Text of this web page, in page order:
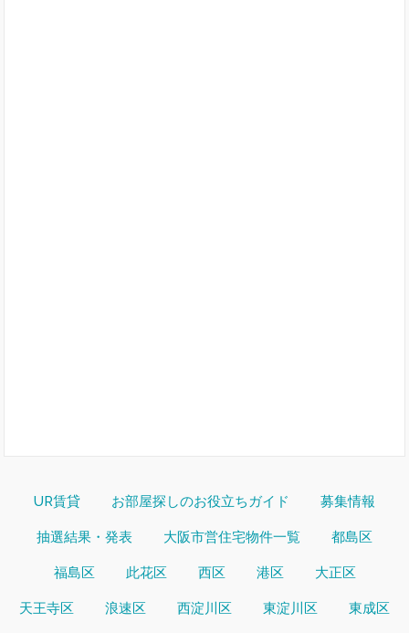
UR賃貸 お部屋探しのお役立ちガイド 募集情報
抽選結果・発表 大阪市営住宅物件一覧 都島区
福島区 此花区 西区 港区 大正区
天王寺区 浪速区 西淀川区 東淀川区 東成区